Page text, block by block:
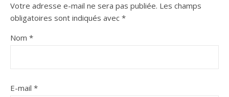
Votre adresse e-mail ne sera pas publiée. Les champs
obligatoires sont indiqués avec *
Nom *
E-mail *